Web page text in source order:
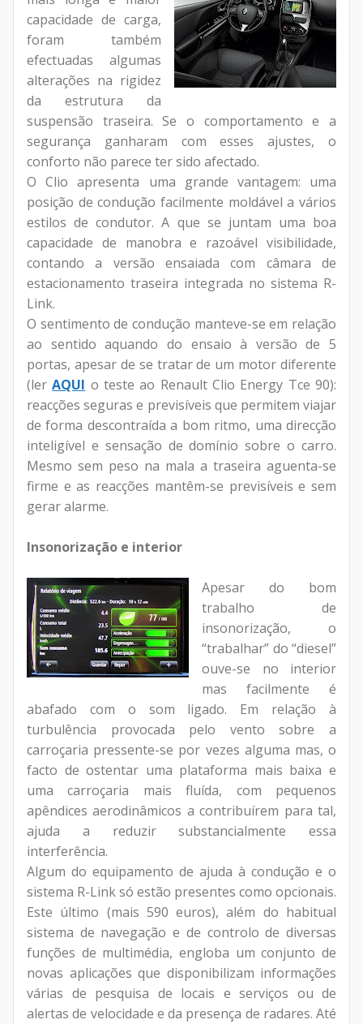
capacidade de carga,
foram também
efectuadas algumas
alterações na rigidez
da estrutura da
suspensão traseira. Se o comportamento e a
segurança ganharam com esses ajustes, o
conforto não parece ter sido afectado.
O Clio apresenta uma grande vantagem: uma
posição de condução facilmente moldável a vários
estilos de condutor. A que se juntam uma boa
capacidade de manobra e razoável visibilidade,
contando a versão ensaiada com câmara de
estacionamento traseira integrada no sistema R-
Link.
O sentimento de condução manteve-se em relação
ao sentido aquando do ensaio à versão de 5
portas, apesar de se tratar de um motor diferente
(lerAQUI o teste ao Renault Clio Energy Tce 90):
reacções seguras e previsíveis que permitem viajar
de forma descontraída a bom ritmo, uma direcção
inteligível e sensação de domínio sobre o carro.
Mesmo sem peso na mala a traseira aguenta-se
firme e as reacções mantêm-se previsíveis e sem
gerar alarme.
Insonorização e interior
Apesar do bom
trabalho de
insonorização, o
“trabalhar” do “diesel”
ouve-se no interior
mas facilmente é
abafado com o som ligado. Em relação à
turbulência provocada pelo vento sobre a
carroçaria pressente-se por vezes alguma mas, o
facto de ostentar uma plataforma mais baixa e
uma carroçaria mais fluída, com pequenos
apêndices aerodinâmicos a contribuírem para tal,
ajuda a reduzir substancialmente essa
interferência.
Algum do equipamento de ajuda à condução e o
sistema R-Link só estão presentes como opcionais.
Este último (mais 590 euros), além do habitual
sistema de navegação e de controlo de diversas
funções de multimédia, engloba um conjunto de
novas aplicações que disponibilizam informações
várias de pesquisa de locais e serviços ou de
alertas de velocidade e da presença de radares. Até